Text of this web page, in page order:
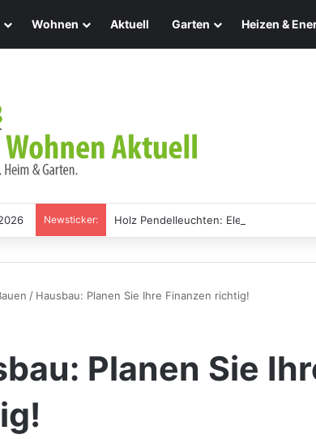
Wohnen Aktuell Garten Heizen &
Newsticker: Holz Pendelleuchten: Eleganz und
/ Hausbau: Planen Sie Ihre Finanzen richtig!
Planen Sie